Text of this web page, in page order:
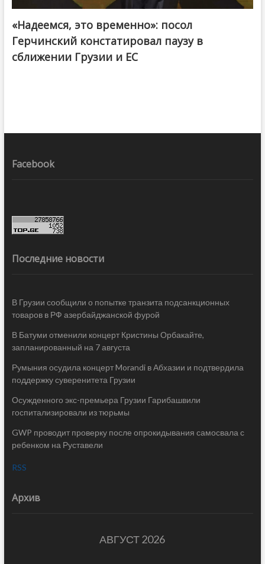
«Надеемся, это временно»: посол
Герчинский констатировал паузу в
сближении Грузии и ЕС
Facebook
Последние новости
В Грузии сообщили о попытке транзита подсанкционных
товаров в РФ азербайджанской фурой
В Батуми отменили концерт Кристины Орбакайте,
запланированный на 7 августа
Румыния осудила концерт Morandi в Абхазии и подтвердила
поддержку суверенитета Грузии
Осужденного экс-премьера Грузии Гарибашвили
госпитализировали из тюрьмы
GWP проводит проверку после опрокидывания самосвала с
ребенком на Руставели
RSS
Архив
АВГУСТ 2026